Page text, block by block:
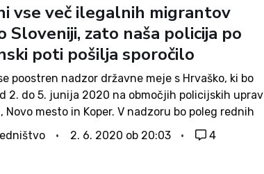
vse več ilegalnih migrantov
Sloveniji, zato naša policija po
poti pošilja sporočilo
poostren nadzor državne meje s Hrvaško, ki bo
2. do 5. junija 2020 na območjih policijskih uprav
Novo mesto in Koper. V nadzoru bo poleg rednih
še okoli 1.000 policistov, policija pa bo...
2. 6. 2020 ob 20:03 4